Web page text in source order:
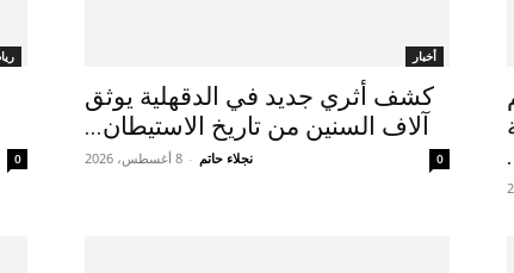
0
أخبار
كشف أثري جديد في الدقهلية يوثق
آلاف السنين من تاريخ الاستيطان...
نجلاء حاتم - 8 أغسطس، 2026 0